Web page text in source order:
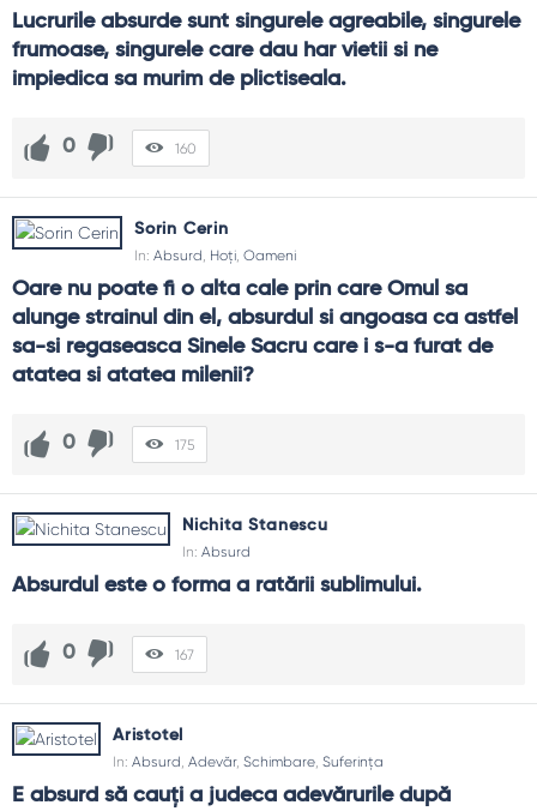
Lucrurile absurde sunt singurele agreabile, singurele
frumoase, singurele care dau har vietii si ne
impiedica sa murim de plictiseala.
0 160
Sorin Cerin
In: Absurd Hoţi Oameni
Oare nu poate fi o alta cale prin care Omul sa
alunge strainul din el, absurdul si angoasa ca astfel
sa-si regaseasca Sinele Sacru care i s-a furat de
atatea si atatea milenii?
0 175
Nichita Stanescu
In: Absurd
Absurdul este o forma a ratării sublimului.
0 167
Aristotel
In: Absurd Adevăr, Schimbare Suferința
E absurd să cauţi a judeca adevărurile după